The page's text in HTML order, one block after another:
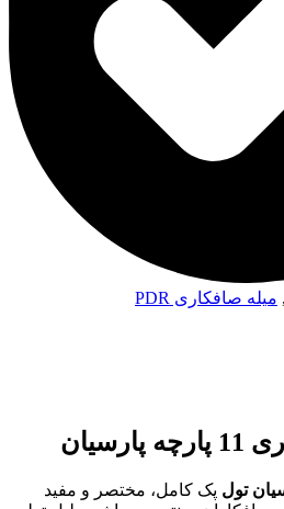
, میله صافکاری PDR
پک کامل، مختصر و مفید